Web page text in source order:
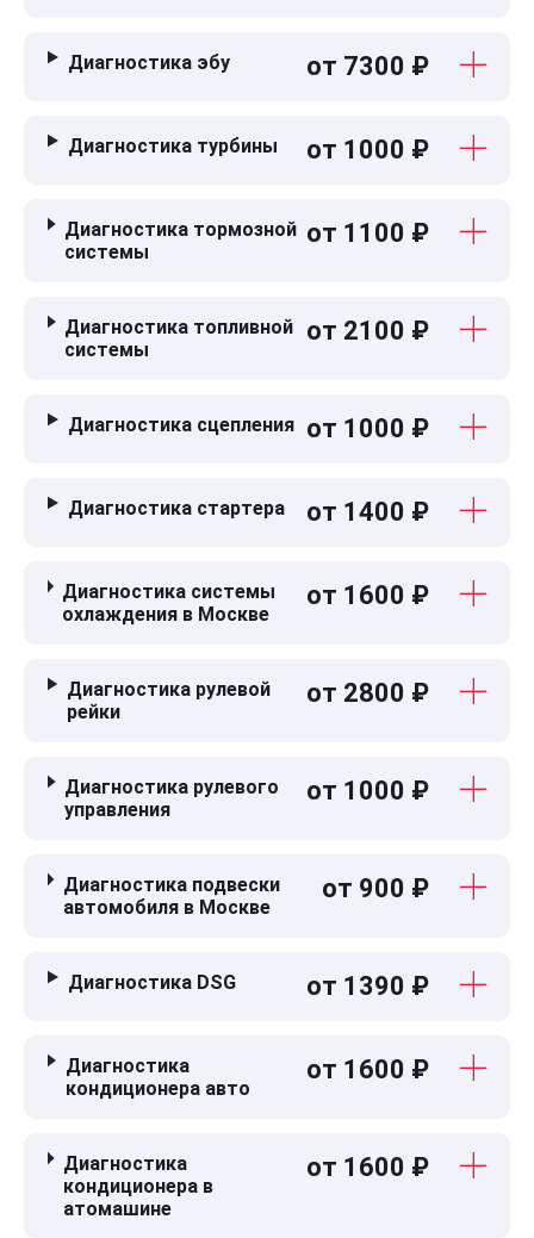
Диагностика эбу от 7300 ₽
Диагностика турбины от 1000 ₽
Диагностика тормозной
системы
от 1100 ₽
Диагностика топливной
системы
от 2100 ₽
Диагностика сцепления от 1000 ₽
Диагностика стартера от 1400 ₽
Диагностика системы
охлаждения в Москве
от 1600 ₽
Диагностика рулевой
рейки
от 2800 ₽
Диагностика рулевого
управления
от 1000 ₽
Диагностика подвески
автомобиля в Москве
от 900 ₽
Диагностика DSG от 1390 ₽
Диагностика
кондиционера авто
от 1600 ₽
Диагностика
кондиционера в
атомашине
от 1600 ₽